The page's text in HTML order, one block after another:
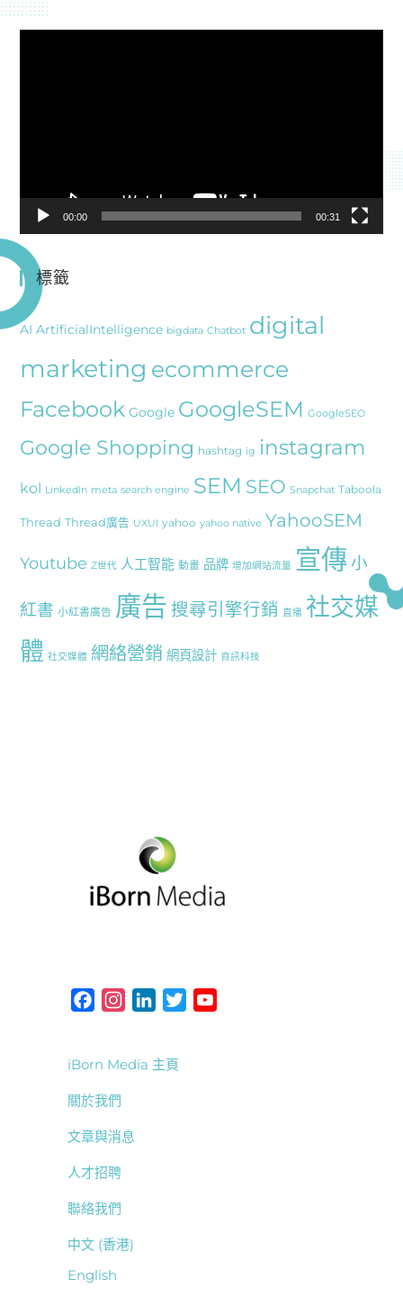
00:00 00:31
標籤
AI ArtificialIntelligence bigdata Chatbot digital
marketing ecommerce
Facebook Google GoogleSEM GoogleSEO
Google Shopping hashtag ig instagram
kol LinkedIn meta search engine SEM SEO Snapchat Taboola
Thread Thread廣告 UXUI yahoo yahoo native YahooSEM
Youtube Z世代 人工智能 動畫 品牌 增加網站流量 宣傳 小
紅書 小紅書廣告 廣告 搜尋引擎行銷 直播 社交媒
體 社交媒體 網絡營銷 網頁設計 資訊科技
e
b
o
k
t
r
k
iBorn Media 主頁
關於我們
文章與消息
人才招聘
聯絡我們
中文 (香港)
English